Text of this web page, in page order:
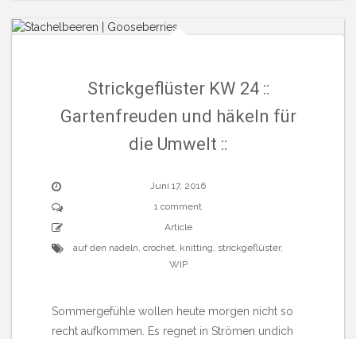
Strickgeflüster KW 24 ::
Gartenfreuden und häkeln für
die Umwelt ::
Juni 17, 2016
1 comment
Article
auf den nadeln, crochet, knitting, strickgeflüster,
WIP
Sommergefühle wollen heute morgen nicht so
recht aufkommen. Es regnet in Strömen undich